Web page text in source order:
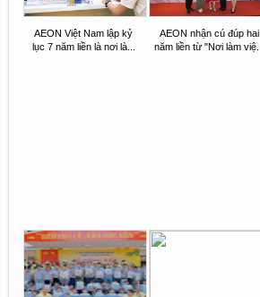
AEON Việt Nam lập kỷ
lục 7 năm liền là nơi là...
AEON nhận cú đúp hai
năm liền từ "Nơi làm việ...